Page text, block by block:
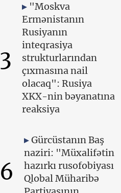
3
"Moskva
Ermənistanın
Rusiyanın
inteqrasiya
strukturlarından
çıxmasına nail
olacaq": Rusiya
XKX-nin bəyanatına
reaksiya
6
Gürcüstanın Baş
naziri: "Müxalifətin
hazırkı rusofobiyası
Qlobal Müharibə